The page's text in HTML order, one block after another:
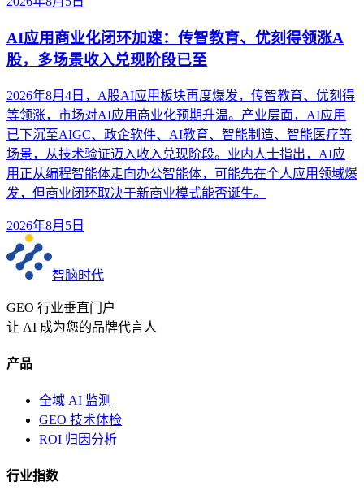
AI应用商业化闭环加速：传智教育、优刻得领涨A
股，多场景收入兑现阶段已至
2026年8月4日，A股AI应用板块再度爆发，传智教育、优刻得
等领涨，市场对AI应用商业化预期升温。产业层面，AI应用
已下沉至AIGC、政企软件、AI教育、智能制造、智能医疗等
场景，从技术验证迈入收入兑现阶段。业内人士指出，AI应
用正从编程智能体走向办公智能体，可能先在个人应用领域爆
发，但商业闭环取决于新商业模式能否诞生。
2026年8月5日
智脑时代
GEO 行业垂直门户
让 AI 成为您的品牌代言人
产品
全域 AI 监测
GEO 技术体检
ROI 归因分析
行业指数